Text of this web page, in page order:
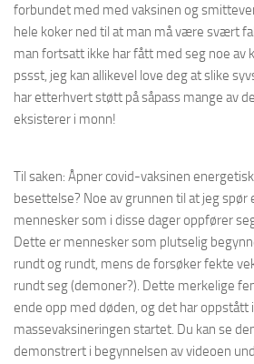
forbundet med med vaksinen og
hele koker ned til at man må være svært
man fortsatt ikke har fått med seg noe av
pssst, jeg kan allikevel love deg at slike
har etterhvert støtt på såpass mange av
eksisterer i monn!
Til saken: Åpner covid-vaksinen
besettelse? Noe av grunnen til at jeg spør
mennesker som i disse dager oppfører
Dette er mennesker som plutselig
rundt og rundt, mens de forsøker fekte
rundt seg (demoner?). Dette merkelige
ende opp med døden, og det har oppstått
massevaksineringen startet. Du kan se
demonstrert i begynnelsen av videoen